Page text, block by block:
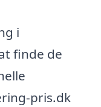
i
finde de
pris.dk